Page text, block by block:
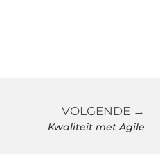
VOLGENDE →
Kwaliteit met Agile